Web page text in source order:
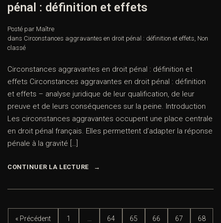
pénal : définition et effets
Posté par Maître
dans Circonstances aggravantes en droit pénal : définition et effets, Non
classé
Circonstances aggravantes en droit pénal : définition et
effets Circonstances aggravantes en droit pénal : définition
et effets – analyse juridique de leur qualification, de leur
preuve et de leurs conséquences sur la peine. Introduction
Les circonstances aggravantes occupent une place centrale
en droit pénal français. Elles permettent d’adapter la réponse
pénale à la gravité […]
CONTINUER LA LECTURE
« Précédent 1 64 65 66 67 68